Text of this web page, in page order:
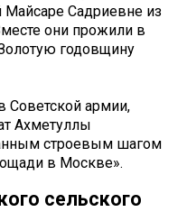
Садриевне из
они прожили в
годовщину
Советской армии,
Ахметуллы
строевым шагом
в Москве».
сельского